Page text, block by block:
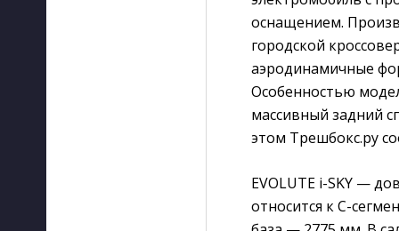
оснащением.
городской
аэродинамичные
Особенностью
массивный задний
этом Трешбокс.ру
EVOLUTE i-SKY —
относится к C-